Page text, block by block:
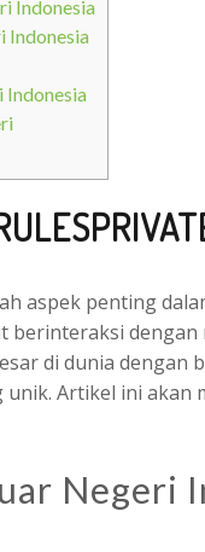
Indonesia
Indonesia
Indonesia
aspek penting
dengan
di dunia dengan
Artikel ini akan
Negeri